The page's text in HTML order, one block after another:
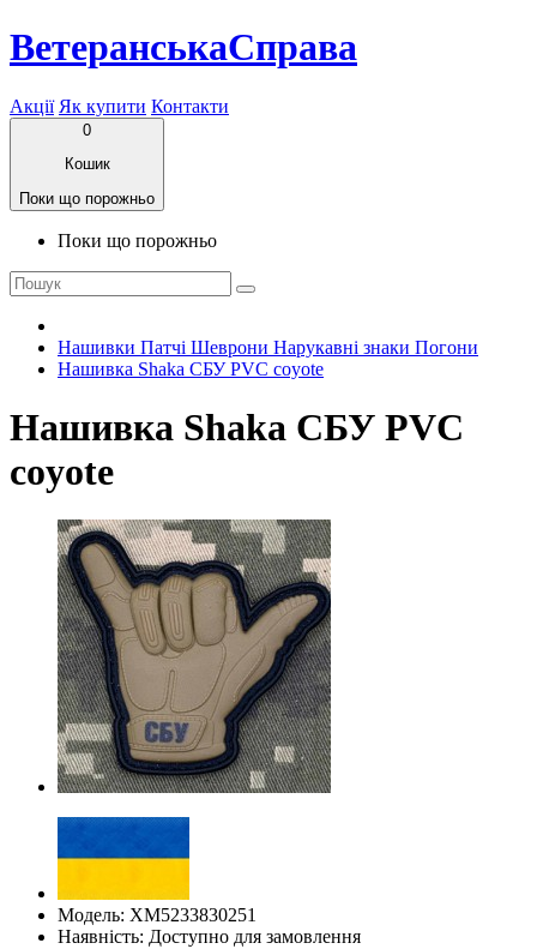
ВетеранськаСправа
Акції Як купити Контакти
0
Кошик
Поки що порожньо
Поки що порожньо
Нашивки Патчі Шеврони Нарукавні знаки Погони
Нашивка Shaka СБУ PVC coyote
Нашивка Shaka СБУ PVC
coyote
Модель: ХМ5233830251
Наявність: Доступно для замовлення